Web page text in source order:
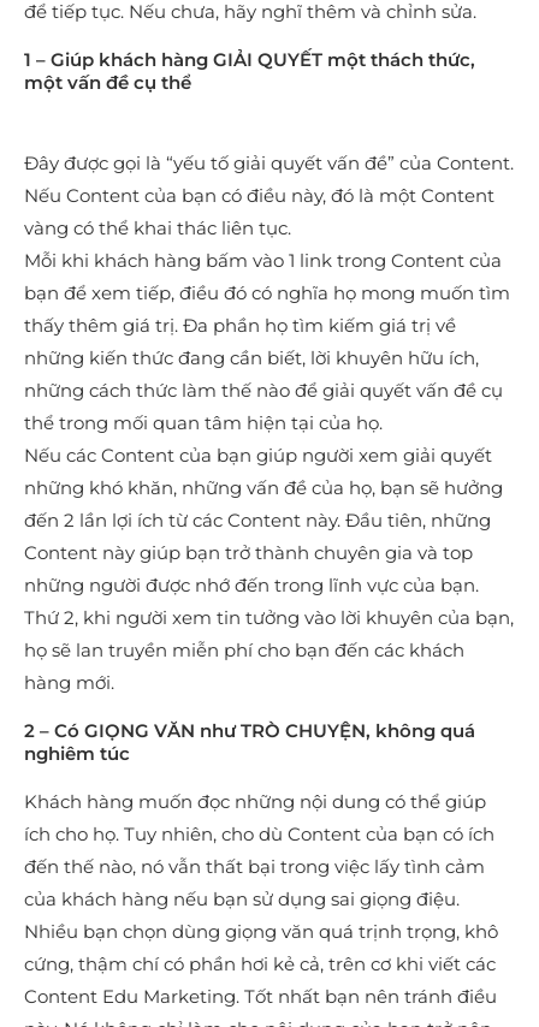
để tiếp tục. Nếu chưa, hãy nghĩ thêm và chỉnh sửa.
1 – Giúp khách hàng GIẢI QUYẾT một thách thức,
một vấn đề cụ thể
Đây được gọi là “yếu tố giải quyết vấn đề” của Content.
Nếu Content của bạn có điều này, đó là một Content
vàng có thể khai thác liên tục.
Mỗi khi khách hàng bấm vào 1 link trong Content của
bạn để xem tiếp, điều đó có nghĩa họ mong muốn tìm
thấy thêm giá trị. Đa phần họ tìm kiếm giá trị về
những kiến thức đang cần biết, lời khuyên hữu ích,
những cách thức làm thế nào để giải quyết vấn đề cụ
thể trong mối quan tâm hiện tại của họ.
Nếu các Content của bạn giúp người xem giải quyết
những khó khăn, những vấn đề của họ, bạn sẽ hưởng
đến 2 lần lợi ích từ các Content này. Đầu tiên, những
Content này giúp bạn trở thành chuyên gia và top
những người được nhớ đến trong lĩnh vực của bạn.
Thứ 2, khi người xem tin tưởng vào lời khuyên của bạn,
họ sẽ lan truyền miễn phí cho bạn đến các khách
hàng mới.
2 – Có GIỌNG VĂN như TRÒ CHUYỆN, không quá
nghiêm túc
Khách hàng muốn đọc những nội dung có thể giúp
ích cho họ. Tuy nhiên, cho dù Content của bạn có ích
đến thế nào, nó vẫn thất bại trong việc lấy tình cảm
của khách hàng nếu bạn sử dụng sai giọng điệu.
Nhiều bạn chọn dùng giọng văn quá trịnh trọng, khô
cứng, thậm chí có phần hơi kẻ cả, trên cơ khi viết các
Content Edu Marketing. Tốt nhất bạn nên tránh điều